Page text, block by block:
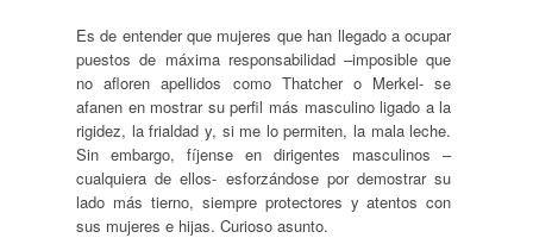
Es de entender que mujeres que han llegado a ocupar
puestos de máxima responsabilidad –imposible que
no afloren apellidos como Thatcher o Merkel- se
afanen en mostrar su perfil más masculino ligado a la
rigidez, la frialdad y, si me lo permiten, la mala leche.
Sin embargo, fíjense en dirigentes masculinos –
cualquiera de ellos- esforzándose por demostrar su
lado más tierno, siempre protectores y atentos con
sus mujeres e hijas. Curioso asunto.